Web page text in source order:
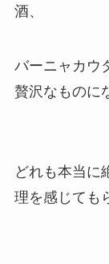
酒、
バーニャカウ
贅沢なものに
どれも本当に
理を感じても